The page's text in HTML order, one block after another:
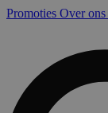
Promoties Over ons